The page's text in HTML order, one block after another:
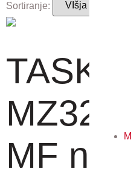
Sortiranje:
MF